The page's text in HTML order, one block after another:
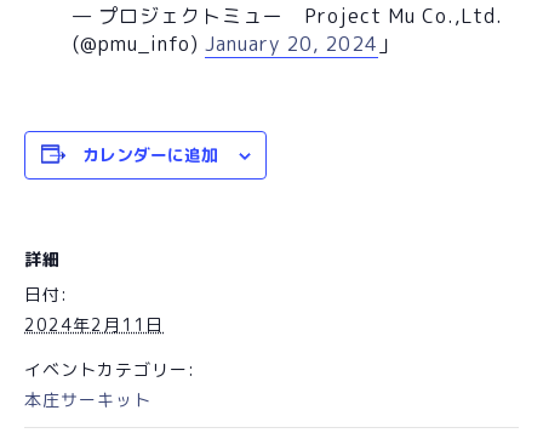
— プロジェクトミュー Project Mu Co.,Ltd.
(@pmu_info) January 20, 2024
カレンダーに追加
詳細
日付:
2024年2月11日
イベントカテゴリー:
本庄サーキット